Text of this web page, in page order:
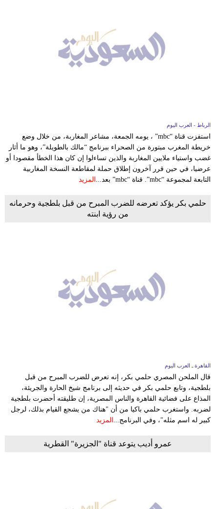
الرباط - العرب اليوم
استفزت قناة “mbc” ، يومه الجمعة، مشاعر المغاربة، من خلال وضع
خريطة المغرب مبتورة من الصحراء ببرنامج “مالك بالطويلة”، وهو ما أثار
غضب واستياء ملايين المغاربة والذين تساءلوا إن كان هذا الخطأ مقصودا أو
عرضيا، في حين قرر آخرون إطلاق حملة لمقاطعة النسخة المغاربية
التابعة لمجموعة “mbc”. قناة “mbc” بعد...
المزيد
حلمي بكر يؤكد تعرضه للضرب المبرح من قبل بلطجية وحرمانه
من رؤية ابنته
القاهرة ـ العرب اليوم
قال الملحن المصري حلمي بكر، إنه تعرض للضرب المبرح من قبل
بلطجية، وتابع حلمي بكر في حديثه إلى برنامج شيخ الحارة والجريئة،
المذاع على فضائية القاهرة والناس المصرية، إن طليقته أحضرت بلطجية
لضربه. واستغرب حلمي باكيا من أن "هناك من يشجع القيام بذلك، لرجل
كبير له اسم مثله"، وفي البرنامج... المزيد
عمرو أديب يتوعد قناة "الجزيرة" القطرية